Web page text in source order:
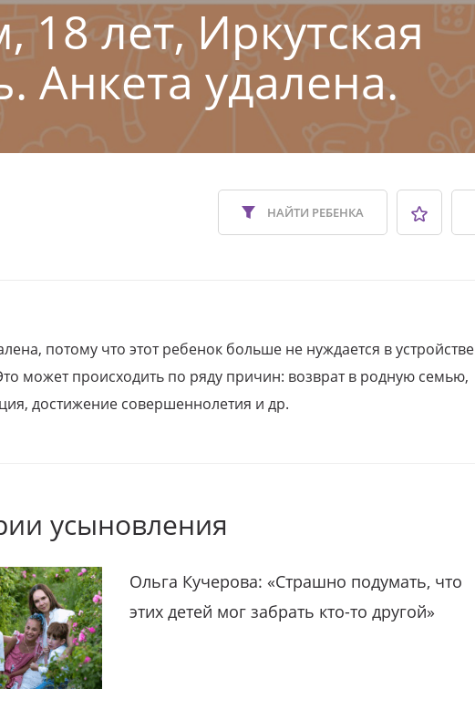
18 лет, Иркутская
Анкета удалена.
НАЙТИ РЕБЕНКА
потому что этот ребенок больше не нуждается в устройстве
может происходить по ряду причин: возврат в родную семью,
достижение совершеннолетия и др.
усыновления
Ольга Кучерова: «Страшно подумать, что
этих детей мог забрать кто-то другой»